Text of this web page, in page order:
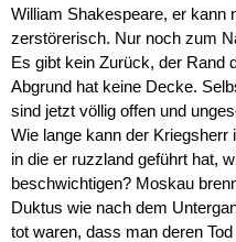
William Shakespeare, er kann
zerstörerisch. Nur noch zum
Es gibt kein Zurück, der Rand
Abgrund hat keine Decke.
sind jetzt völlig offen und
Wie lange kann der
in die er ruzzland geführt hat,
beschwichtigen? Moskau
Duktus wie nach dem
tot waren, dass man deren